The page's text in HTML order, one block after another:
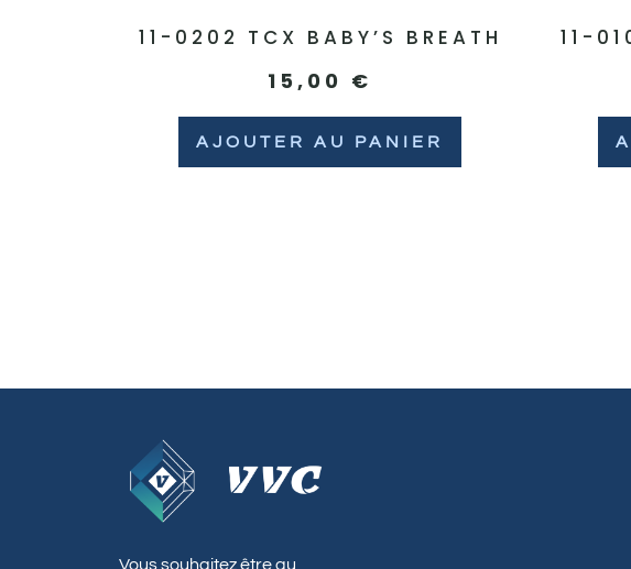
11-0202 TCX BABY’S BREATH
15,00 €
AJOUTER AU PANIER
11-
Vous souhaitez être au